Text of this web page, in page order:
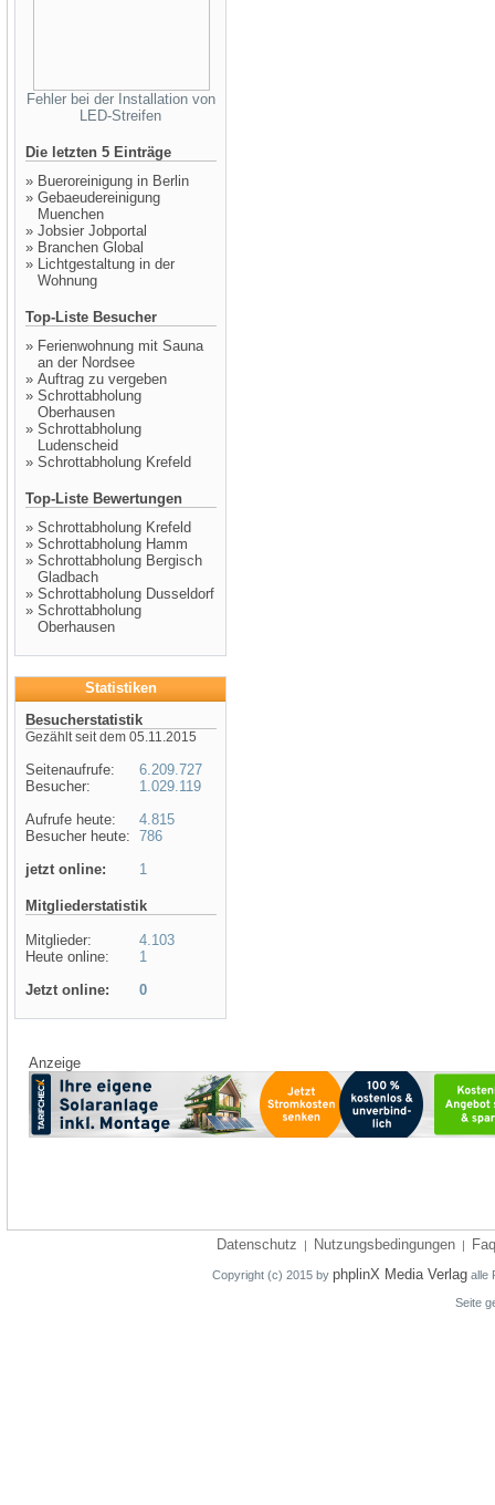
Fehler bei der Installation von
LED-Streifen
Die letzten 5 Einträge
» Bueroreinigung in Berlin
» Gebaeudereinigung
Muenchen
» Jobsier Jobportal
» Branchen Global
» Lichtgestaltung in der
Wohnung
Top-Liste Besucher
» Ferienwohnung mit Sauna
an der Nordsee
» Auftrag zu vergeben
» Schrottabholung
Oberhausen
» Schrottabholung
Ludenscheid
» Schrottabholung Krefeld
Top-Liste Bewertungen
» Schrottabholung Krefeld
» Schrottabholung Hamm
» Schrottabholung Bergisch
Gladbach
» Schrottabholung Dusseldorf
» Schrottabholung
Oberhausen
Statistiken
Besucherstatistik
Gezählt seit dem 05.11.2015
Seitenaufrufe:
Besucher:
Aufrufe heute:
Besucher heute:
jetzt online:
6.209.727
1.029.119
4.815
786
1
Mitgliederstatistik
Mitglieder:
Heute online:
4.103
1
Jetzt online:
0
Anzeige
Datenschutz | Nutzungsbedingungen | Faq
Copyright (c) 2015 by phplinX Media Verlag alle
Seite